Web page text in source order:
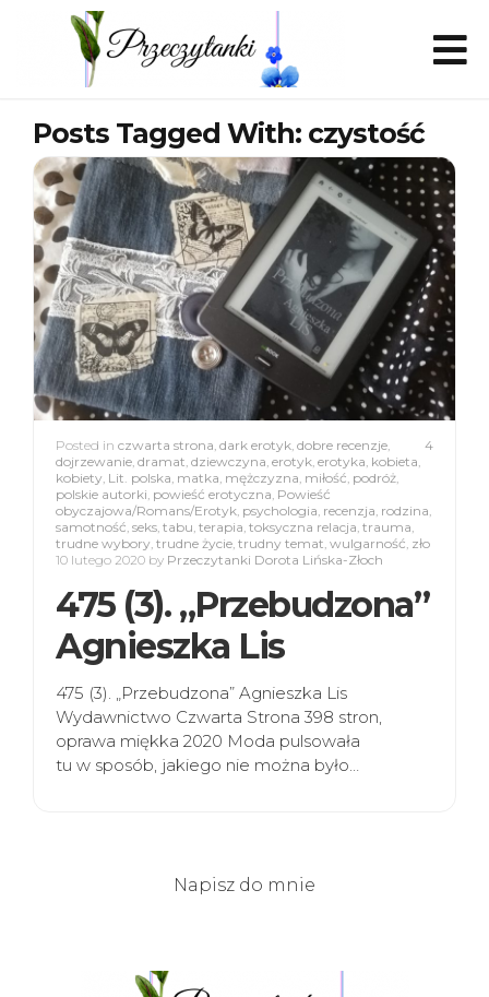
Posts Tagged With: czystość
4
Posted in czwarta strona, dark erotyk, dobre recenzje,
dojrzewanie, dramat, dziewczyna, erotyk, erotyka, kobieta,
kobiety, Lit. polska, matka, mężczyzna, miłość, podróż,
polskie autorki, powieść erotyczna, Powieść
obyczajowa/Romans/Erotyk, psychologia, recenzja, rodzina,
samotność, seks, tabu, terapia, toksyczna relacja, trauma,
trudne wybory, trudne życie, trudny temat, wulgarność, zło
10 lutego 2020 by Przeczytanki Dorota Lińska-Złoch
475 (3). „Przebudzona”
Agnieszka Lis
475 (3). „Przebudzona” Agnieszka Lis
Wydawnictwo Czwarta Strona 398 stron,
oprawa miękka 2020 Moda pulsowała
tu w sposób, jakiego nie można było…
Napisz do mnie